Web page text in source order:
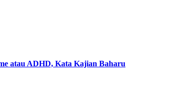
atau ADHD, Kata Kajian Baharu